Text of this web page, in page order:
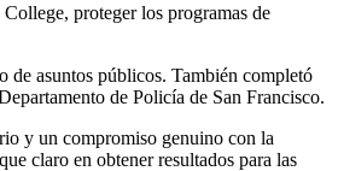
proteger los programas de
de asuntos públicos. También completó
de Policía de San Francisco.
y un compromiso genuino con la
claro en obtener resultados para las